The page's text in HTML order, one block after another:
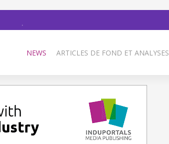
NEWS ARTICLES DE FOND ET ANALYSES